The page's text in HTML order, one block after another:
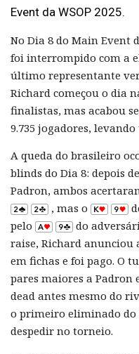
Event da WSOP 2025.
No Dia 8 do Main Event
foi interrompido com a
último representante
Richard começou o dia
finalistas, mas acabou
9.735 jogadores,
A queda do brasileiro
blinds do Dia 8: depois
Padron, ambos
, mas o
pelo
do
raise, Richard anunciou
em fichas e foi pago. O
pares maiores a Padron
dead antes mesmo do
o primeiro eliminado do
despedir no torneio.